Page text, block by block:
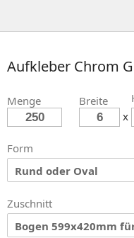
Aufkleber Chrom
Menge
Breite
x
Form
Rund oder Oval
Zuschnitt
Bogen 599x420mm